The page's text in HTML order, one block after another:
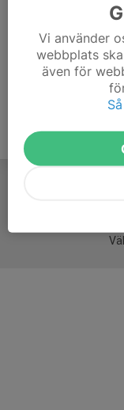
Vi använder
webbplats
även för